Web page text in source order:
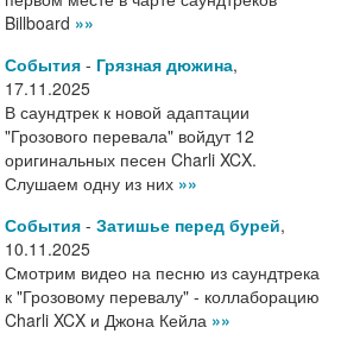
Billboard »»
События - Грязная дюжина,
17.11.2025
В саундтрек к новой адаптации
"Грозового перевала" войдут 12
оригинальных песен Charli XCX.
Слушаем одну из них »»
События - Затишье перед бурей,
10.11.2025
Смотрим видео на песню из саундтрека
к "Грозовому перевалу" - коллаборацию
Charli XCX и Джона Кейла »»